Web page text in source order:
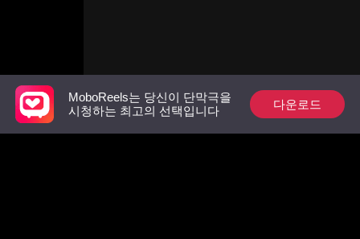
MoboReels는 당신이 단막극을
시청하는 최고의 선택입니다
다운로드